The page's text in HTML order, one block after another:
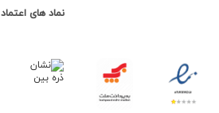
نماد های اعتماد